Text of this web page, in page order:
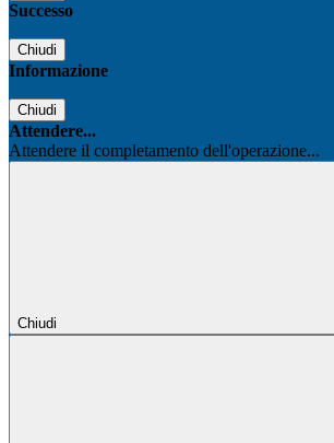
Successo
Chiudi
Informazione
Chiudi
Attendere...
Attendere il completamento dell'operazione...
Chiudi